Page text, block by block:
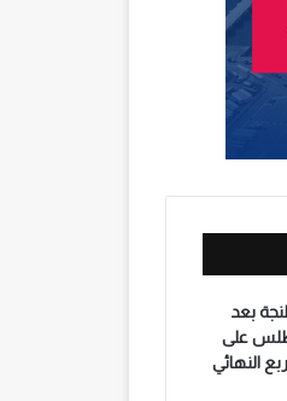
بعد
على
النهائي